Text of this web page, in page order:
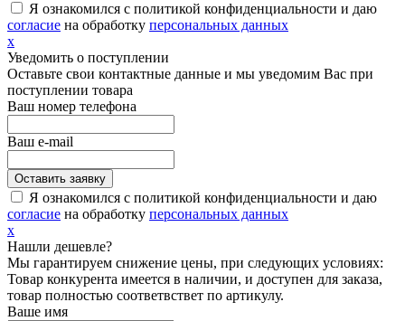
Я ознакомился с политикой конфиденциальности и даю
согласие на обработку персональных данных
х
Уведомить о поступлении
Оставьте свои контактные данные и мы уведомим Вас при
поступлении товара
Ваш номер телефона
Ваш e-mail
Я ознакомился с политикой конфиденциальности и даю
согласие на обработку персональных данных
х
Нашли дешевле?
Мы гарантируем снижение цены, при следующих условиях:
Товар конкурента имеется в наличии, и доступен для заказа,
товар полностью соответвствет по артикулу.
Ваше имя